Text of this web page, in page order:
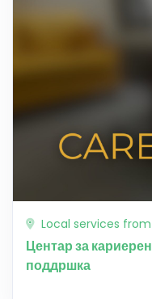
Local services
Центар за
поддршка